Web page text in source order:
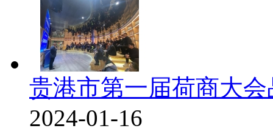
贵港市第一届荷商大
2024-01-16